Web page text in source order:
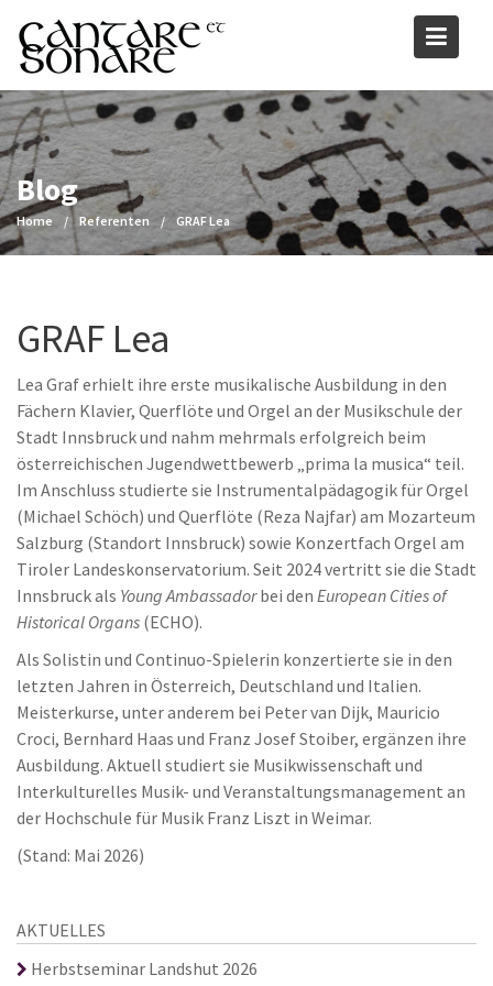
content
Blog
Home Referenten GRAF Lea
GRAF Lea
Lea Graf erhielt ihre erste musikalische Ausbildung in den
Fächern Klavier, Querflöte und Orgel an der Musikschule der
Stadt Innsbruck und nahm mehrmals erfolgreich beim
österreichischen Jugendwettbewerb „prima la musica“ teil.
Im Anschluss studierte sie Instrumentalpädagogik für Orgel
(Michael Schöch) und Querflöte (Reza Najfar) am Mozarteum
Salzburg (Standort Innsbruck) sowie Konzertfach Orgel am
Tiroler Landeskonservatorium. Seit 2024 vertritt sie die Stadt
Innsbruck als Young Ambassadorbei den European Cities of
Historical Organs (ECHO).
Als Solistin und Continuo-Spielerin konzertierte sie in den
letzten Jahren in Österreich, Deutschland und Italien.
Meisterkurse, unter anderem bei Peter van Dijk, Mauricio
Croci, Bernhard Haas und Franz Josef Stoiber, ergänzen ihre
Ausbildung. Aktuell studiert sie Musikwissenschaft und
Interkulturelles Musik- und Veranstaltungsmanagement an
der Hochschule für Musik Franz Liszt in Weimar.
(Stand: Mai 2026)
AKTUELLES
Herbstseminar Landshut 2026